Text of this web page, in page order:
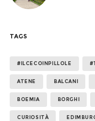
TAGS
#ILCECOINPILLOLE
ATENE BALCANI
BOEMIA BORGHI
CURIOSITÀ